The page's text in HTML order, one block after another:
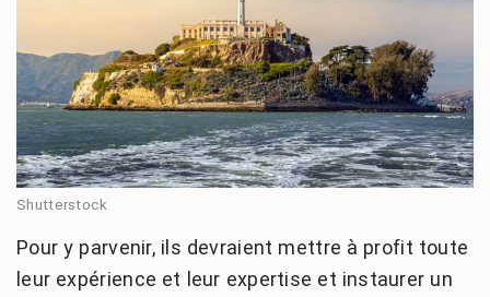
Shutterstock
Pour y parvenir, ils devraient mettre à profit toute
leur expérience et leur expertise et instaurer un